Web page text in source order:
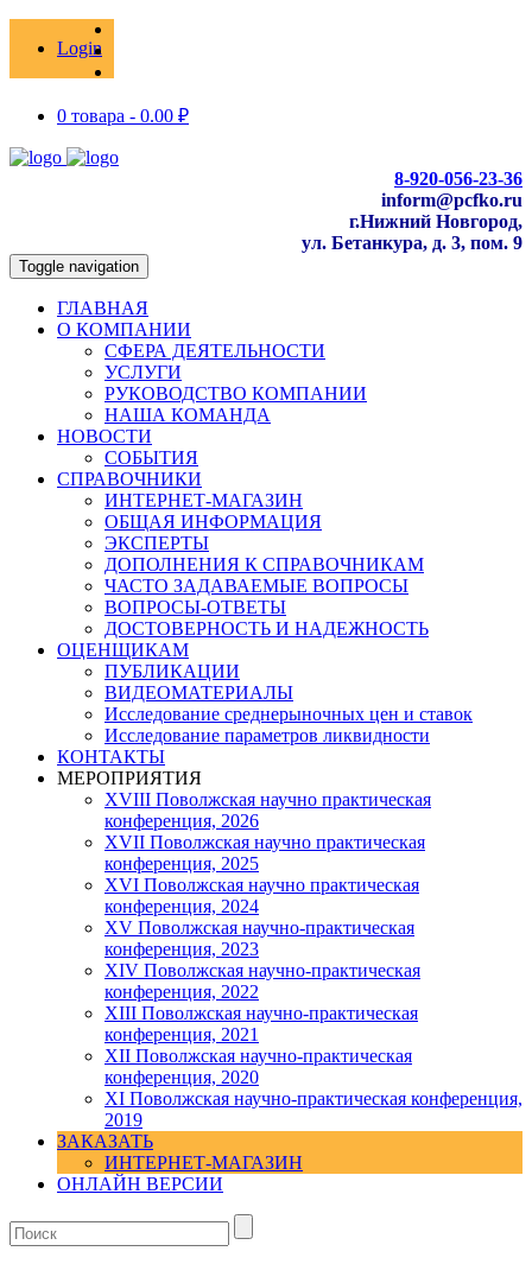
Login
0 товара - 0.00 ₽
8-920-056-23-36
inform@pcfko.ru
г.Нижний Новгород,
ул. Бетанкура, д. 3, пом. 9
Toggle navigation
ГЛАВНАЯ
О КОМПАНИИ
СФЕРА ДЕЯТЕЛЬНОСТИ
УСЛУГИ
РУКОВОДСТВО КОМПАНИИ
НАША КОМАНДА
НОВОСТИ
СОБЫТИЯ
СПРАВОЧНИКИ
ИНТЕРНЕТ-МАГАЗИН
ОБЩАЯ ИНФОРМАЦИЯ
ЭКСПЕРТЫ
ДОПОЛНЕНИЯ К СПРАВОЧНИКАМ
ЧАСТО ЗАДАВАЕМЫЕ ВОПРОСЫ
ВОПРОСЫ-ОТВЕТЫ
ДОСТОВЕРНОСТЬ И НАДЕЖНОСТЬ
ОЦЕНЩИКАМ
ПУБЛИКАЦИИ
ВИДЕОМАТЕРИАЛЫ
Исследование среднерыночных цен и ставок
Исследование параметров ликвидности
КОНТАКТЫ
МЕРОПРИЯТИЯ
XVIII Поволжская научно практическая
конференция, 2026
XVII Поволжская научно практическая
конференция, 2025
XVI Поволжская научно практическая
конференция, 2024
ХV Поволжская научно-практическая
конференция, 2023
ХIV Поволжская научно-практическая
конференция, 2022
ХIII Поволжская научно-практическая
конференция, 2021
ХII Поволжская научно-практическая
конференция, 2020
XI Поволжская научно-практическая конференция,
2019
ЗАКАЗАТЬ
ИНТЕРНЕТ-МАГАЗИН
ОНЛАЙН ВЕРСИИ